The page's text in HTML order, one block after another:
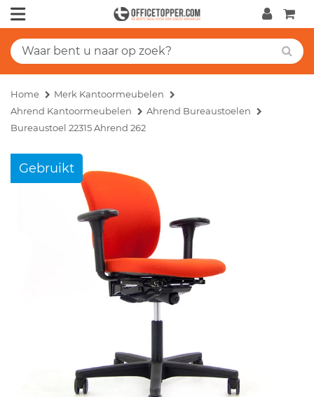
Home
Merk Kantoormeubelen
Ahrend Kantoormeubelen
Ahrend Bureaustoelen
Bureaustoel 22315 Ahrend 262
Gebruikt